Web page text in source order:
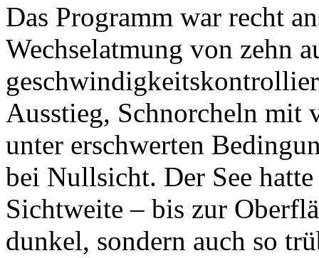
Das Programm war recht
Wechselatmung von zehn
Ausstieg, Schnorcheln mit
unter erschwerten
bei Nullsicht. Der See
Sichtweite – bis zur
dunkel, sondern auch so